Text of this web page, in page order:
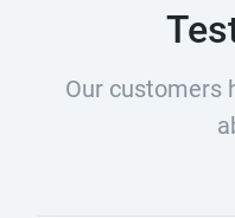
Our customers